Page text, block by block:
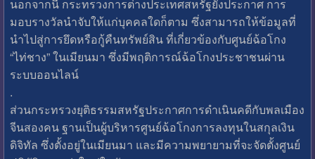
นอกจากนี้ กระทรวงการต่างประเทศสหรัฐยังประกาศ การ
มอบรางวัลนำจับให้แก่บุคคลใดก็ตาม ซึ่งสามารถให้ข้อมูลที่
นำไปสู่การยึดหรือกู้คืนทรัพย์สิน ที่เกี่ยวข้องกับศูนย์ฉ้อโกง
“ไท่ชาง” ในเมียนมา ซึ่งมีพฤติการณ์ฉ้อโกงประชาชนผ่าน
ระบบออนไลน์
.
ส่วนกระทรวงยุติธรรมสหรัฐประกาศการดำเนินคดีกับพลเมือง
จีนสองคน ฐานเป็นผู้บริหารศูนย์ฉ้อโกงการลงทุนในสกุลเงิน
ดิจิทัล ซึ่งตั้งอยู่ในเมียนมา และมีความพยายามที่จะจัดตั้งศูนย์